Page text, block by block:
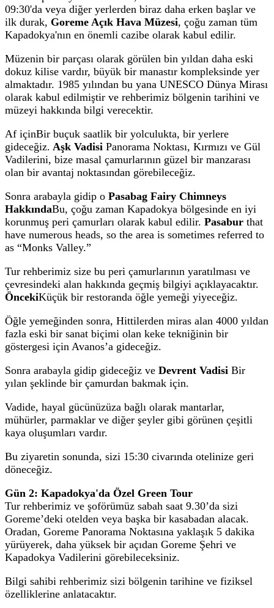
09:30'da veya diğer yerlerden biraz daha erken başlar ve
ilk durak, Goreme Açık Hava Müzesi, çoğu zaman tüm
Kapadokya'nın en önemli cazibe olarak kabul edilir.
Müzenin bir parçası olarak görülen bin yıldan daha eski
dokuz kilise vardır, büyük bir manastır kompleksinde yer
almaktadır. 1985 yılından bu yana UNESCO Dünya Mirası
olarak kabul edilmiştir ve rehberimiz bölgenin tarihini ve
müzeyi hakkında bilgi verecektir.
Af içinBir buçuk saatlik bir yolculukta, bir yerlere
gideceğiz. Aşk Vadisi Panorama Noktası, Kırmızı ve Gül
Vadilerini, bize masal çamurlarının güzel bir manzarası
olan bir avantaj noktasından görebileceğiz.
Sonra arabayla gidip o Pasabag Fairy Chimneys
HakkındaBu, çoğu zaman Kapadokya bölgesinde en iyi
korunmuş peri çamurları olarak kabul edilir. Pasabur that
have numerous heads, so the area is sometimes referred to
as “Monks Valley.”
Tur rehberimiz size bu peri çamurlarının yaratılması ve
çevresindeki alan hakkında geçmiş bilgiyi açıklayacaktır.
ÖncekiKüçük bir restoranda öğle yemeği yiyeceğiz.
Öğle yemeğinden sonra, Hittilerden miras alan 4000 yıldan
fazla eski bir sanat biçimi olan keke tekniğinin bir
göstergesi için Avanos’a gideceğiz.
Sonra arabayla gidip gideceğiz ve Devrent Vadisi Bir
yılan şeklinde bir çamurdan bakmak için.
Vadide, hayal gücünüzüza bağlı olarak mantarlar,
mühürler, parmaklar ve diğer şeyler gibi görünen çeşitli
kaya oluşumları vardır.
Bu ziyaretin sonunda, sizi 15:30 civarında otelinize geri
döneceğiz.
Gün 2: Kapadokya'da Özel Green Tour
Tur rehberimiz ve şoförümüz sabah saat 9.30’da sizi
Goreme’deki otelden veya başka bir kasabadan alacak.
Oradan, Goreme Panorama Noktasına yaklaşık 5 dakika
yürüyerek, daha yüksek bir açıdan Goreme Şehri ve
Kapadokya Vadilerini görebileceksiniz.
Bilgi sahibi rehberimiz sizi bölgenin tarihine ve fiziksel
özelliklerine anlatacaktır.